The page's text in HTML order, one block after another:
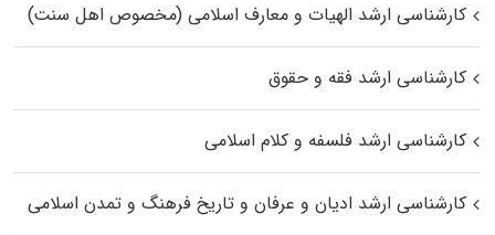
کارشناسی ارشد الهیات و معارف اسلامی (مخصوص اهل سنت)
کارشناسی ارشد فقه و حقوق
کارشناسی ارشد فلسفه و کلام اسلامی
کارشناسی ارشد ادیان و عرفان و تاریخ فرهنگ و تمدن اسلامی